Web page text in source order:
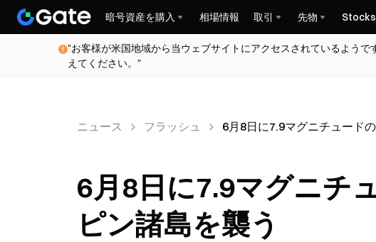
暗号資産を購入 相場情報 取引 先物 Stocks
"お客様が米国地域から当ウェブサイトにアクセスされているよう
えてください。"
ニュース フラッシュ 6月8日に7.9マグニチュード
6月8日に7.9マグニチ
ピン諸島を襲う